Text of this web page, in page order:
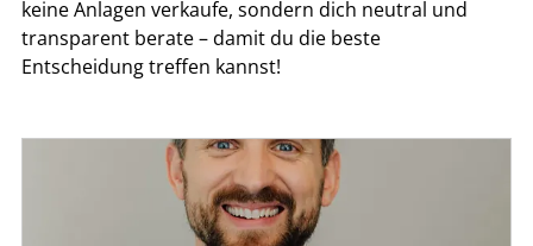
keine Anlagen verkaufe, sondern dich neutral und
transparent berate – damit du die beste
Entscheidung treffen kannst!